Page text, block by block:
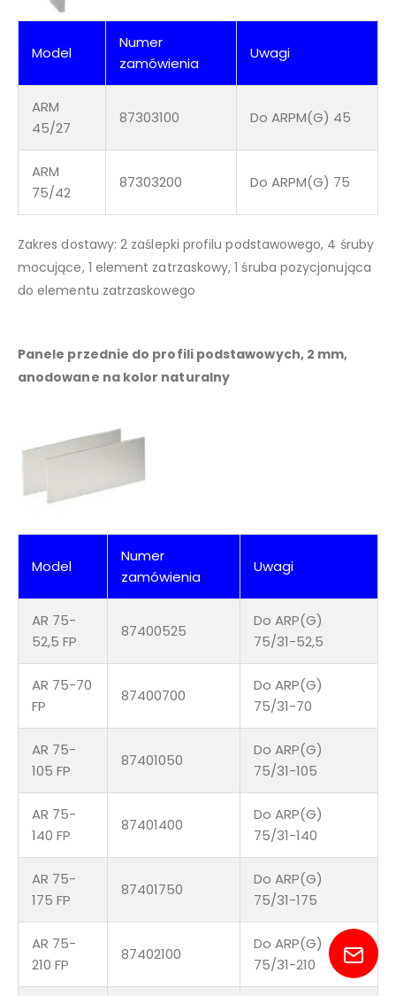
Model
Numer
zamówienia
Uwagi
ARM
45/27
87303100 Do ARPM(G) 45
ARM
75/42
87303200 Do ARPM(G) 75
Zakres dostawy: 2 zaślepki profilu podstawowego, 4 śruby
mocujące, 1 element zatrzaskowy, 1 śruba pozycjonująca
do elementu zatrzaskowego
Panele przednie do profili podstawowych, 2 mm,
anodowane na kolor naturalny
Model
Numer
zamówienia
Uwagi
AR 75-
52,5 FP
87400525
Do ARP(G)
75/31-52,5
AR 75-70
FP
87400700
Do ARP(G)
75/31-70
AR 75-
105 FP
87401050
Do ARP(G)
75/31-105
AR 75-
140 FP
87401400
Do ARP(G)
75/31-140
AR 75-
175 FP
87401750
Do ARP(G)
75/31-175
AR 75-
210 FP
87402100
Do ARP(G)
75/31-210